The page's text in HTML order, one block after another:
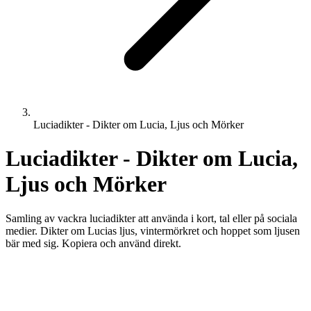
Luciadikter - Dikter om Lucia, Ljus och Mörker
Luciadikter - Dikter om Lucia,
Ljus och Mörker
Samling av vackra luciadikter att använda i kort, tal eller på sociala
medier. Dikter om Lucias ljus, vintermörkret och hoppet som ljusen
bär med sig. Kopiera och använd direkt.